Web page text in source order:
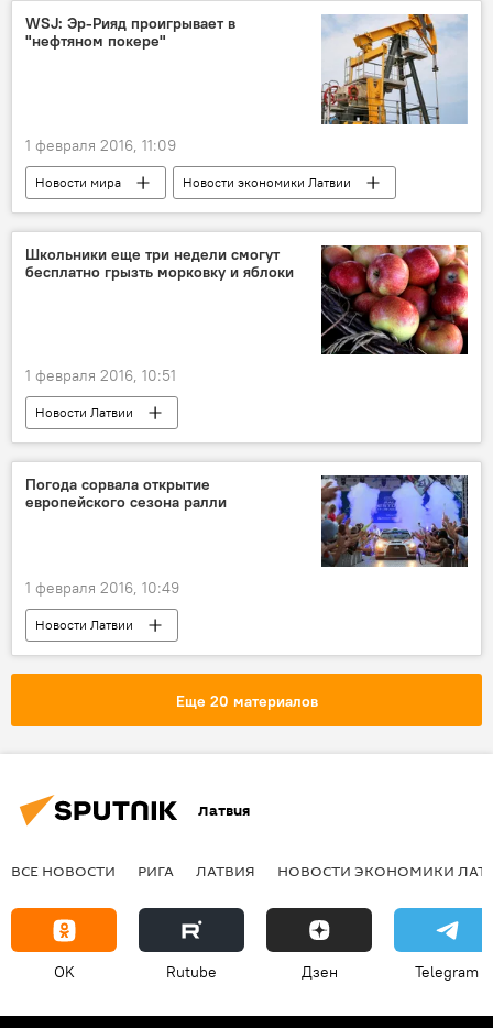
WSJ: Эр-Рияд проигрывает в
"нефтяном покере"
1 февраля 2016, 11:09
Новости мира Новости экономики Латвии
Школьники еще три недели смогут
бесплатно грызть морковку и яблоки
1 февраля 2016, 10:51
Новости Латвии
Погода сорвала открытие
европейского сезона ралли
1 февраля 2016, 10:49
Новости Латвии
Еще 20 материалов
Латвия
ВСЕ НОВОСТИ РИГА ЛАТВИЯ НОВОСТИ ЭКОНОМИКИ
OK Rutube Дзен Telegram